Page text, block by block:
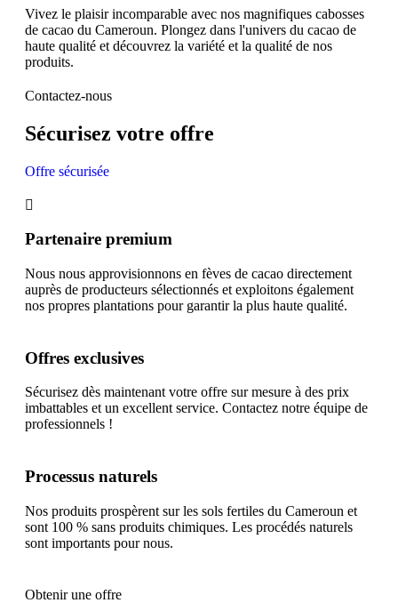
Vivez le plaisir incomparable avec nos magnifiques cabosses
de cacao du Cameroun. Plongez dans l'univers du cacao de
haute qualité et découvrez la variété et la qualité de nos
produits.
Contactez-nous
Sécurisez votre offre
Offre sécurisée
Partenaire premium
Nous nous approvisionnons en fèves de cacao directement
auprès de producteurs sélectionnés et exploitons également
nos propres plantations pour garantir la plus haute qualité.
Offres exclusives
Sécurisez dès maintenant votre offre sur mesure à des prix
imbattables et un excellent service. Contactez notre équipe de
professionnels !
Processus naturels
Nos produits prospèrent sur les sols fertiles du Cameroun et
sont 100 % sans produits chimiques. Les procédés naturels
sont importants pour nous.
Obtenir une offre